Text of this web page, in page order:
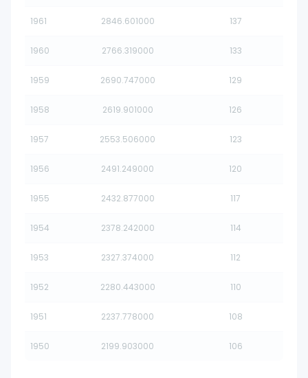
1961 2846.601000 137
1960 2766.319000 133
1959 2690.747000 129
1958 2619.901000 126
1957 2553.506000 123
1956 2491.249000 120
1955 2432.877000 117
1954 2378.242000 114
1953 2327.374000 112
1952 2280.443000 110
1951 2237.778000 108
1950 2199.903000 106